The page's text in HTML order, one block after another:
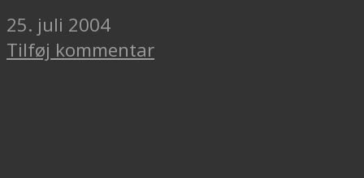
25. juli 2004
Tilføj kommentar